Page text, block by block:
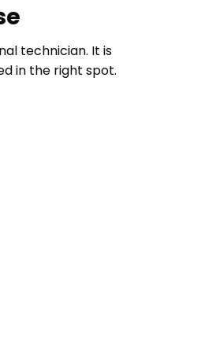
technician. It is
in the right spot.